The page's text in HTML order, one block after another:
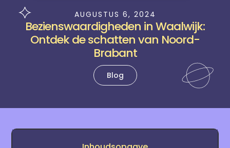
AUGUSTUS 6, 2024
Bezienswaardigheden in Waalwijk:
Ontdek de schatten van Noord-
Brabant
Blog